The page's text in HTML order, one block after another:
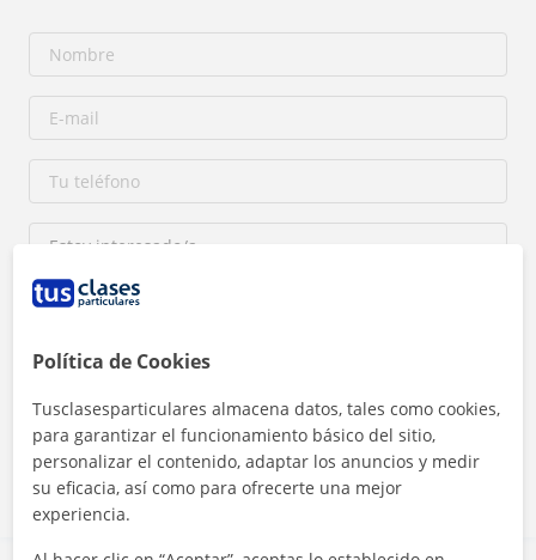
Contactar ahora
Política de Cookies
Tusclasesparticulares almacena datos, tales como cookies,
para garantizar el funcionamiento básico del sitio,
personalizar el contenido, adaptar los anuncios y medir
su eficacia, así como para ofrecerte una mejor
experiencia.